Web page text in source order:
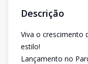
Descrição
Viva o crescimento
estilo!
Lançamento no